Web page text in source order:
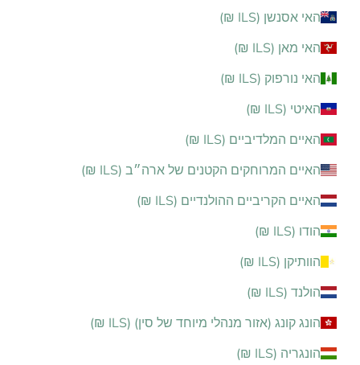
האי אסנשן (ILS ₪)
האי מאן (ILS ₪)
האי נורפוק (ILS ₪)
האיטי (ILS ₪)
האיים המלדיביים (ILS ₪)
האיים המרוחקים הקטנים של ארה״ב (ILS ₪)
האיים הקריביים ההולנדיים (ILS ₪)
הודו (ILS ₪)
הוותיקן (ILS ₪)
הולנד (ILS ₪)
הונג קונג (אזור מנהלי מיוחד של סין) (ILS ₪)
הונגריה (ILS ₪)